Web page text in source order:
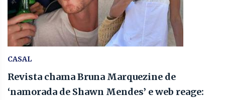
CASAL
Revista chama Bruna Marquezine de
‘namorada de Shawn Mendes’ e web reage: